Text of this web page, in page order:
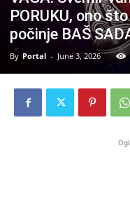
PORUKU, ono
počinje BAŠ
By Portal - June 3, 2026